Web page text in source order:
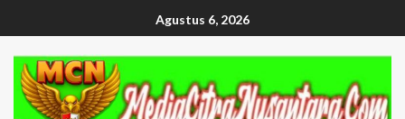
Agustus 6, 2026